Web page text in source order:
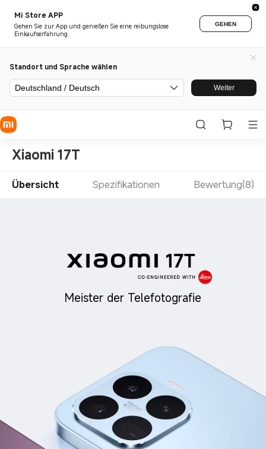
Mi Store APP
Gehen Sie zur App und genießen Sie eine reibungslose
Einkaufserfahrung.
GEHEN
Standort und Sprache wählen
Deutschland / Deutsch Weiter
Xiaomi 17T
Übersicht Spezifikationen Bewertung(8)
Meister der Telefotografie